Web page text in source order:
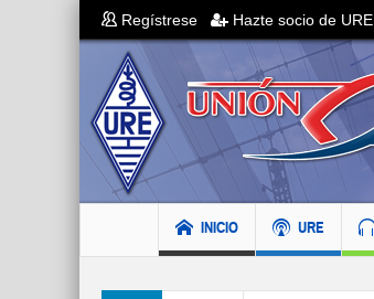
Regístrese Hazte socio de URE
INICIO URE